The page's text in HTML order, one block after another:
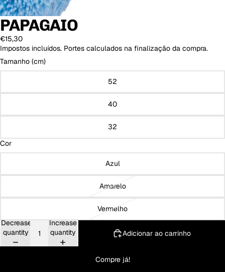
PAPAGAIO
€15,30
Impostos incluídos. Portes calculados na finalização da compra.
Tamanho (cm)
52
40
32
Cor
Azul
Amarelo
Vermelho
Decrease
quantity
Increase
quantity
Adicionar ao carrinho
Compre já!